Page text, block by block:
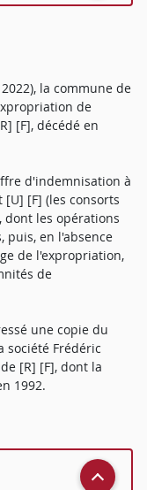
la commune de
de
[F], décédé en
d'indemnisation à
[U] [F] (les consorts
dont les opérations
puis, en l'absence
de l'expropriation,
de
une copie du
société Frédéric
[R] [F], dont la
1992.